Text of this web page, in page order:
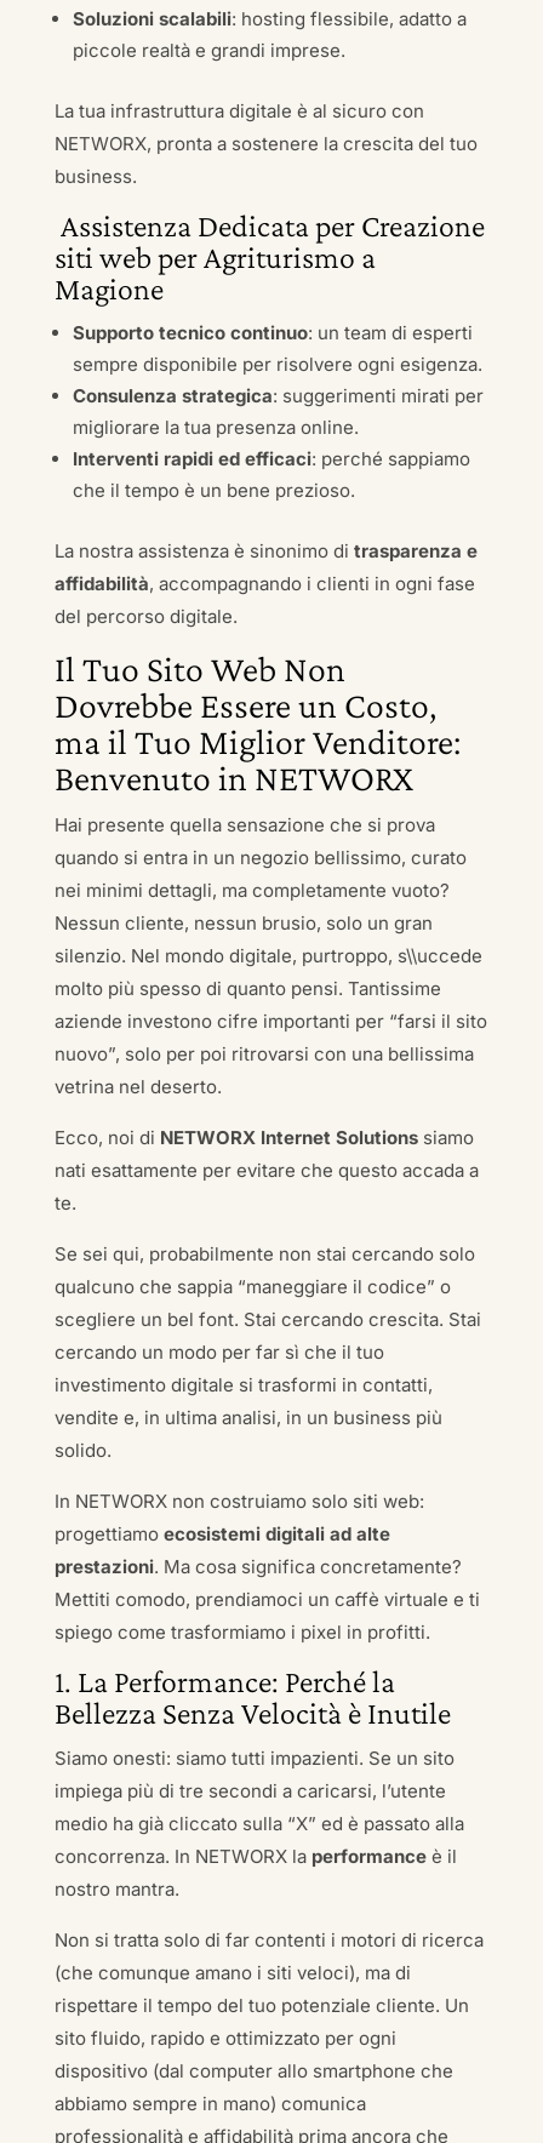
Soluzioni scalabili: hosting flessibile, adatto a
piccole realtà e grandi imprese.
La tua infrastruttura digitale è al sicuro con
NETWORX, pronta a sostenere la crescita del tuo
business.
Assistenza Dedicata per Creazione
siti web per Agriturismo a
Magione
Supporto tecnico continuo: un team di esperti
sempre disponibile per risolvere ogni esigenza.
Consulenza strategica: suggerimenti mirati per
migliorare la tua presenza online.
Interventi rapidi ed efficaci: perché sappiamo
che il tempo è un bene prezioso.
La nostra assistenza è sinonimo di trasparenza e
affidabilità, accompagnando i clienti in ogni fase
del percorso digitale.
Il Tuo Sito Web Non
Dovrebbe Essere un Costo,
ma il Tuo Miglior Venditore:
Benvenuto in NETWORX
Hai presente quella sensazione che si prova
quando si entra in un negozio bellissimo, curato
nei minimi dettagli, ma completamente vuoto?
Nessun cliente, nessun brusio, solo un gran
silenzio. Nel mondo digitale, purtroppo, s\\uccede
molto più spesso di quanto pensi. Tantissime
aziende investono cifre importanti per “farsi il sito
nuovo”, solo per poi ritrovarsi con una bellissima
vetrina nel deserto.
Ecco, noi di NETWORX Internet Solutionssiamo
nati esattamente per evitare che questo accada a
te.
Se sei qui, probabilmente non stai cercando solo
qualcuno che sappia “maneggiare il codice” o
scegliere un bel font. Stai cercando crescita. Stai
cercando un modo per far sì che il tuo
investimento digitale si trasformi in contatti,
vendite e, in ultima analisi, in un business più
solido.
In NETWORX non costruiamo solo siti web:
progettiamo ecosistemi digitali ad alte
prestazioni. Ma cosa significa concretamente?
Mettiti comodo, prendiamoci un caffè virtuale e ti
spiego come trasformiamo i pixel in profitti.
1. La Performance: Perché la
Bellezza Senza Velocità è Inutile
Siamo onesti: siamo tutti impazienti. Se un sito
impiega più di tre secondi a caricarsi, l’utente
medio ha già cliccato sulla “X” ed è passato alla
concorrenza. In NETWORX la performanceè il
nostro mantra.
Non si tratta solo di far contenti i motori di ricerca
(che comunque amano i siti veloci), ma di
rispettare il tempo del tuo potenziale cliente. Un
sito fluido, rapido e ottimizzato per ogni
dispositivo (dal computer allo smartphone che
abbiamo sempre in mano) comunica
professionalità e affidabilità prima ancora che